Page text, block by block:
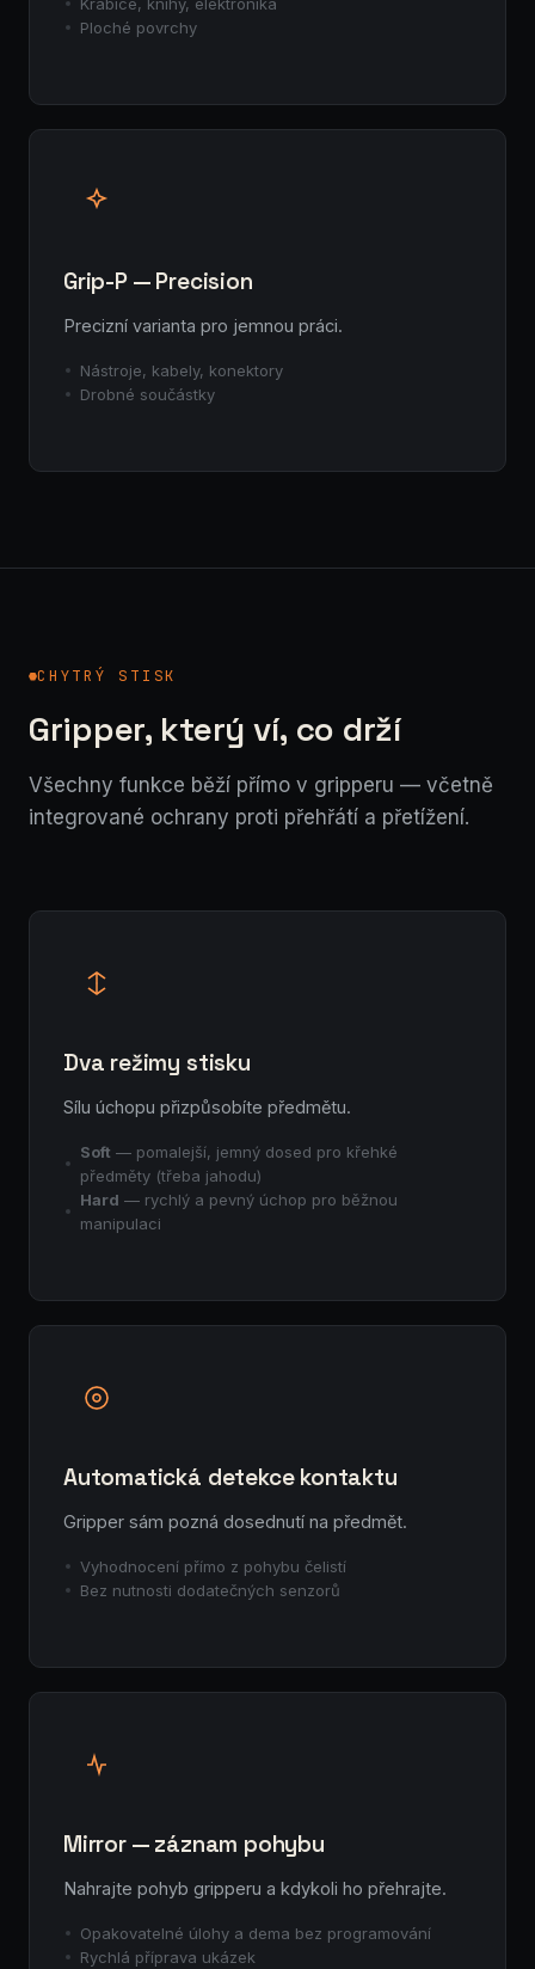
Ploché povrchy
Grip-P — Precision
Precizní varianta pro jemnou práci.
Nástroje, kabely, konektory
Drobné součástky
CHYTRÝ STISK
Gripper, který ví, co drží
Všechny funkce běží přímo v gripperu — včetně
integrované ochrany proti přehřátí a přetížení.
Dva režimy stisku
Sílu úchopu přizpůsobíte předmětu.
Soft — pomalejší, jemný dosed pro křehké
předměty (třeba jahodu)
Hard — rychlý a pevný úchop pro běžnou
manipulaci
Automatická detekce kontaktu
Gripper sám pozná dosednutí na předmět.
Vyhodnocení přímo z pohybu čelistí
Bez nutnosti dodatečných senzorů
Mirror — záznam pohybu
Nahrajte pohyb gripperu a kdykoli ho přehrajte.
Opakovatelné úlohy a dema bez programování
Rychlá příprava ukázek